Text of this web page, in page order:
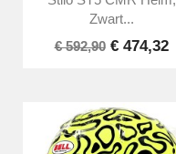
Zwart...
€ 592,90 € 474,32